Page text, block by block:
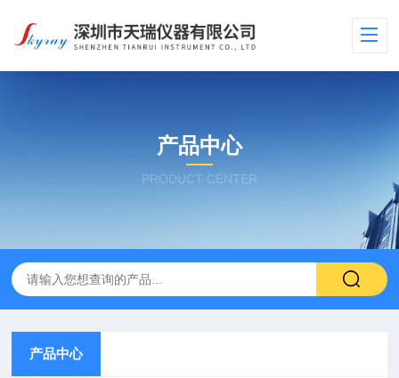
产品中心
PRODUCT CENTER
产品中心